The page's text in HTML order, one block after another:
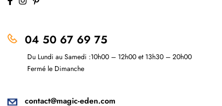
04 50 67 69 75
Du Lundi au Samedi :10h00 – 12h00 et 13h30 – 20h00
Fermé le Dimanche
contact@magic-eden.com